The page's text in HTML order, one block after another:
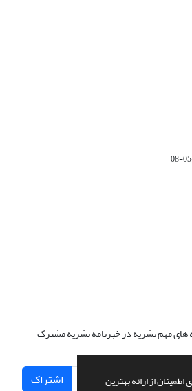
از ارائه بهترین
های مهم نشریه در خبرنامه نشریه مشترک
اشتراک